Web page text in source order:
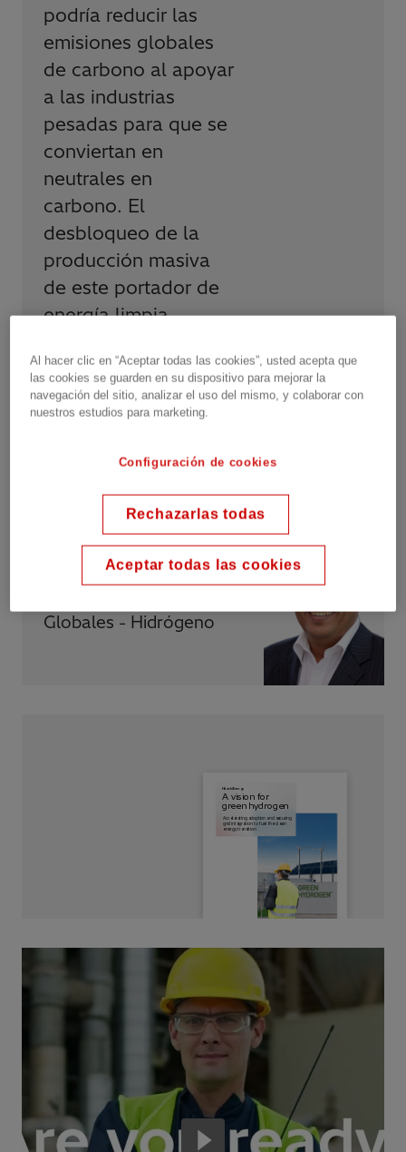
podría reducir las
emisiones globales
de carbono al apoyar
a las industrias
pesadas para que se
conviertan en
neutrales en
carbono. El
desbloqueo de la
producción masiva
de este portador de
energía limpia
innovadoras que
garanticen que
nuestros recursos
energéticos naturales
sostenible y
ecológica.”
Raúl Montano,
Globales - Hidrógeno
Al hacer clic en “Aceptar todas las cookies”, usted acepta que
las cookies se guarden en su dispositivo para mejorar la
navegación del sitio, analizar el uso del mismo, y colaborar con
nuestros estudios para marketing.
Configuración de cookies
Rechazarlas todas
Aceptar todas las cookies